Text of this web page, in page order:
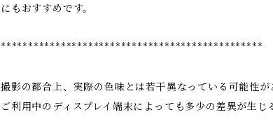
にもおすすめです。
************************************************
撮影の都合上、実際の色味とは若干異なっている可能性が
ご利用中のディスプレイ端末によっても多少の差異が生じ